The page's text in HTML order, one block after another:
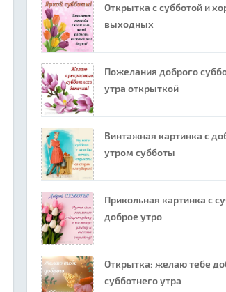
Открытка с субботой и
выходных
Пожелания доброго
утра открыткой
Винтажная картинка с
утром субботы
Прикольная картинка с
доброе утро
Открытка: желаю тебе
субботнего утра